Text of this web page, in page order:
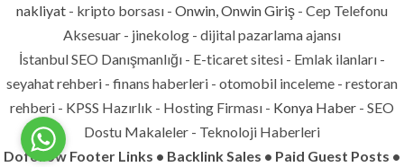
nakliyat - kripto borsası - Onwin, Onwin Giriş - Cep Telefonu
Aksesuar - jinekolog - dijital pazarlama ajansı
İstanbul SEO Danışmanlığı - E-ticaret sitesi - Emlak ilanları -
seyahat rehberi - finans haberleri - otomobil inceleme - restoran
rehberi - KPSS Hazırlık - Hosting Firması - Konya Haber - SEO
Dostu Makaleler - Teknoloji Haberleri
Dofollow Footer Links • Backlink Sales • Paid Guest Posts •